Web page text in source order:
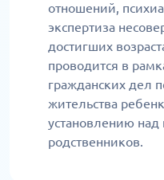
отношений,
экспертиза
достигших
проводится в
гражданских дел
жительства
установлению
родственников.